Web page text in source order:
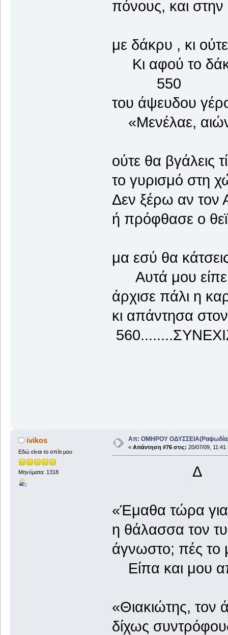
πόνους, και στην
με δάκρυ , κι
Κι αφού το
550
του άψευδου
«Μενέλαε,
ούτε θα βγάλεις
το γυρισμό στη
Δεν ξέρω αν τον
ή πρόφθασε ο
μα εσύ θα
Αυτά μου είπε
άρχισε πάλι η
κι απάντησα
ivikos
Εδώ είναι το σπίτι μου
Μηνύματα: 1318
Απ: ΟΜΗΡΟΥ
« Απάντηση #76 στις: 20/07/09, 11:41
Δ
«Έμαθα τώρα
η θάλασσα τον
άγνωστο; πές το
Είπα και μου
«Θιακιώτης, τον
δίχως